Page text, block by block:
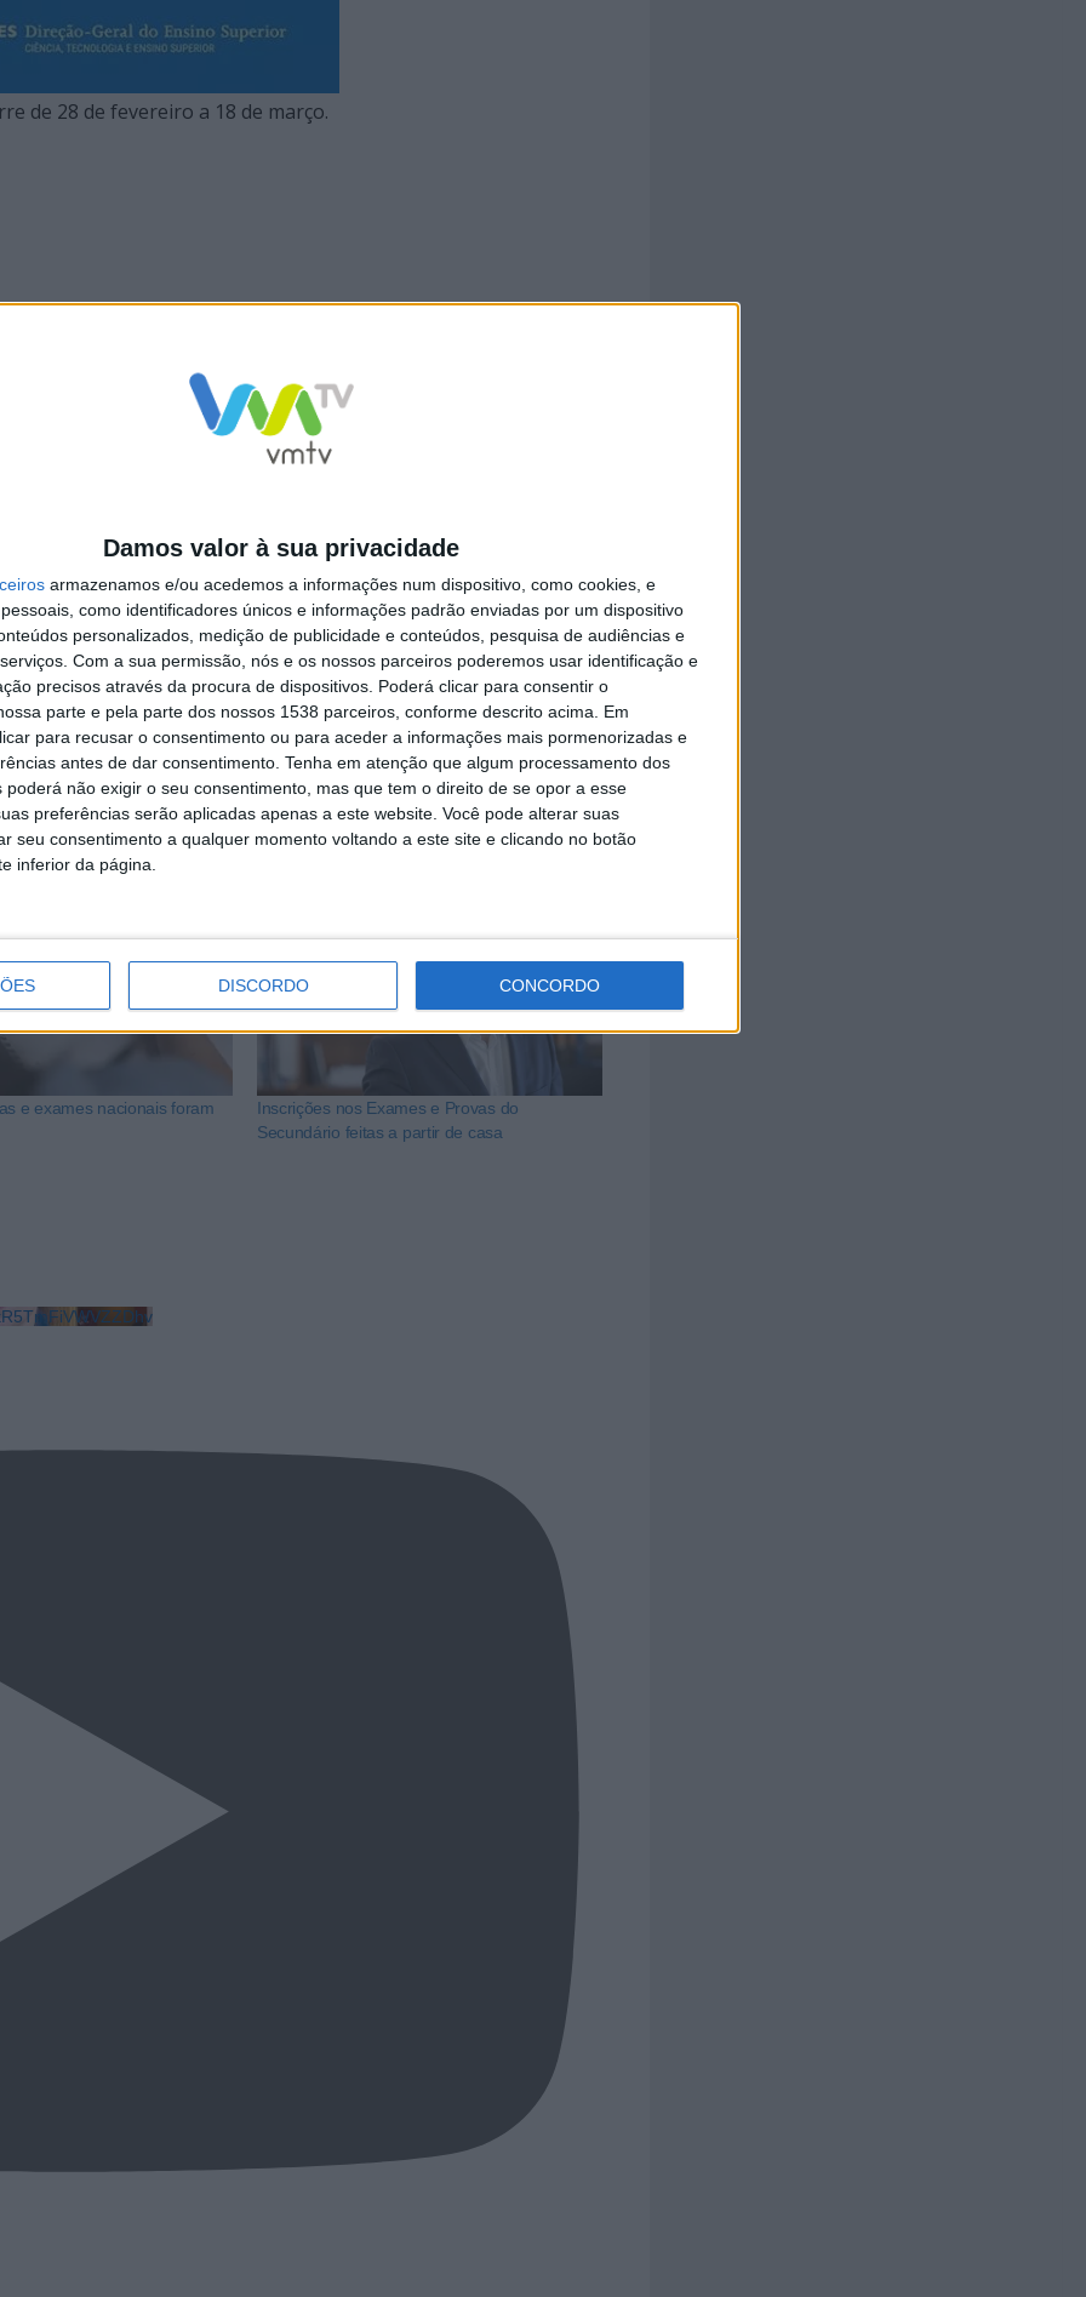
Damos valor à sua privacidade
armazenamos e/ou acedemos a informações num dispositivo, como cookies, e
como identificadores únicos e informações padrão enviadas por um dispositivo
personalizados, medição de publicidade e conteúdos, pesquisa de audiências e
Com a sua permissão, nós e os nossos parceiros poderemos usar identificação e
precisos através da procura de dispositivos. Poderá clicar para consentir o
parte e pela parte dos nossos 1538 parceiros, conforme descrito acima. Em
para recusar o consentimento ou para aceder a informações mais pormenorizadas e
antes de dar consentimento. Tenha em atenção que algum processamento dos
poderá não exigir o seu consentimento, mas que tem o direito de se opor a esse
preferências serão aplicadas apenas a este website. Você pode alterar suas
seu consentimento a qualquer momento voltando a este site e clicando no botão
inferior da página.
DISCORDO CONCORDO
de 28 de fevereiro a 18 de março.
guias/pdfs/GuiaGeralExames2019.pdf
candidatura online, em:
Ingresso 2019:
e Universidade Católica Portuguesa
e exames nacionais foram
Inscrições nos Exames e Provas do
Secundário feitas a partir de casa